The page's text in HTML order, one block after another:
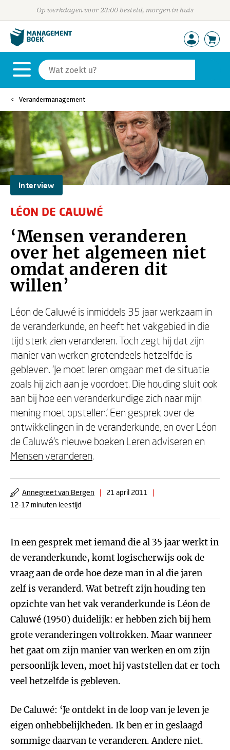
Op werkdagen voor 23:00 besteld, morgen in huis
Verandermanagement
Interview
LÉON DE CALUWÉ
‘Mensen veranderen
over het algemeen niet
omdat anderen dit
willen’
Léon de Caluwé is inmiddels 35 jaar werkzaam in
de veranderkunde, en heeft het vakgebied in die
tijd sterk zien veranderen. Toch zegt hij dat zijn
manier van werken grotendeels hetzelfde is
gebleven. ‘Je moet leren omgaan met de situatie
zoals hij zich aan je voordoet. Die houding sluit ook
aan bij hoe een veranderkundige zich naar mijn
mening moet opstellen.’ Een gesprek over de
ontwikkelingen in de veranderkunde, en over Léon
de Caluwé’s nieuwe boeken Leren adviseren en
Mensen veranderen.
Annegreet van Bergen | 21 april 2011
|
12-17 minuten leestijd
In een gesprek met iemand die al 35 jaar werkt in
de veranderkunde, komt logischerwijs ook de
vraag aan de orde hoe deze man in al die jaren
zelf is veranderd. Wat betreft zijn houding ten
opzichte van het vak veranderkunde is Léon de
Caluwé (1950) duidelijk: er hebben zich bij hem
grote veranderingen voltrokken. Maar wanneer
het gaat om zijn manier van werken en om zijn
persoonlijk leven, moet hij vaststellen dat er toch
veel hetzelfde is gebleven.
De Caluwé: ‘Je ontdekt in de loop van je leven je
eigen onhebbelijkheden. Ik ben er in geslaagd
sommige daarvan te veranderen. Andere niet.